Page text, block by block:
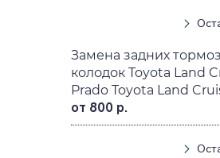
Замена задних
колодок Toyota Land
Prado Toyota Land
от 800 р.